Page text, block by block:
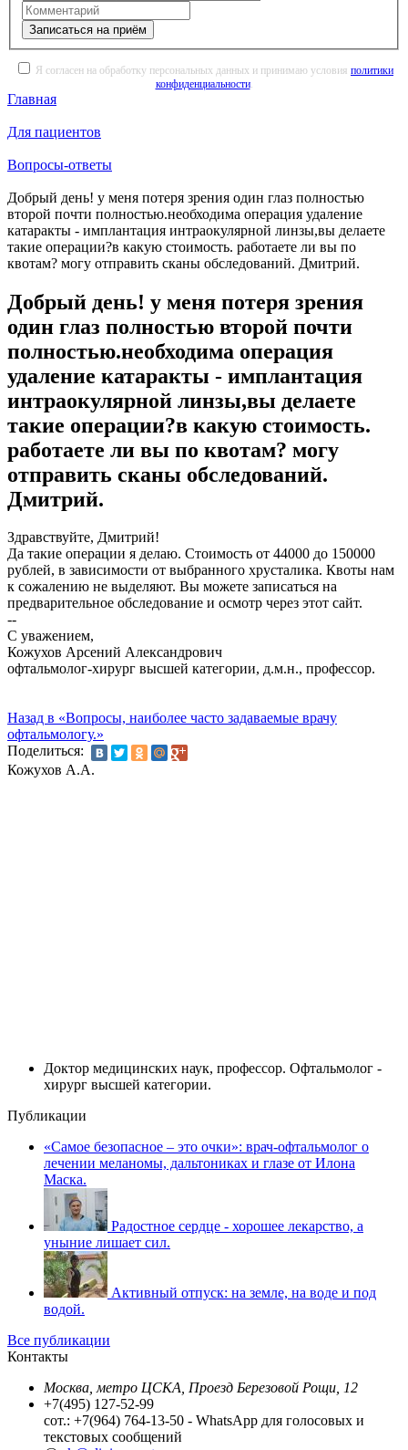
Записаться на приём
Я согласен на обработку персональных данных и принимаю условия политики
конфиденциальности.
Главная
Для пациентов
Вопросы-ответы
Добрый день! у меня потеря зрения один глаз полностью
второй почти полностью.необходима операция удаление
катаракты - имплантация интраокулярной линзы,вы делаете
такие операции?в какую стоимость. работаете ли вы по
квотам? могу отправить сканы обследований. Дмитрий.
Добрый день! у меня потеря зрения
один глаз полностью второй почти
полностью.необходима операция
удаление катаракты - имплантация
интраокулярной линзы,вы делаете
такие операции?в какую стоимость.
работаете ли вы по квотам? могу
отправить сканы обследований.
Дмитрий.
Здравствуйте, Дмитрий!
Да такие операции я делаю. Стоимость от 44000 до 150000
рублей, в зависимости от выбранного хрусталика. Квоты нам
к сожалению не выделяют. Вы можете записаться на
предварительное обследование и осмотр через этот сайт.
--
С уважением,
Кожухов Арсений Александрович
офтальмолог-хирург высшей категории, д.м.н., профессор.
Назад в «Вопросы, наиболее часто задаваемые врачу
офтальмологу.»
Поделиться:
Кожухов А.А.
Доктор медицинских наук, профессор. Офтальмолог -
хирург высшей категории.
Публикации
«Самое безопасное – это очки»: врач-офтальмолог о
лечении меланомы, дальтониках и глазе от Илона
Маска.
Радостное сердце - хорошее лекарство, а
уныние лишает сил.
Активный отпуск: на земле, на воде и под
водой.
Все публикации
Контакты
Москва, метро ЦСКА, Проезд Березовой Рощи, 12
+7(495) 127-52-99
сот.: +7(964) 764-13-50 - WhatsApp для голосовых и
текстовых сообщений